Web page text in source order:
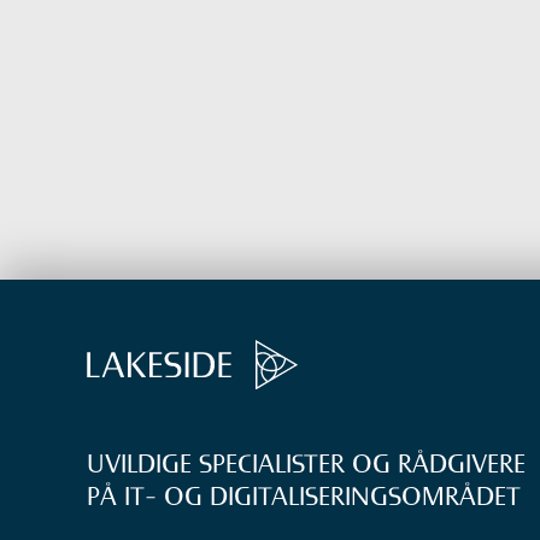
UVILDIGE SPECIALISTER OG RÅDGIVERE
PÅ IT- OG DIGITALISERINGS­OMRÅDET